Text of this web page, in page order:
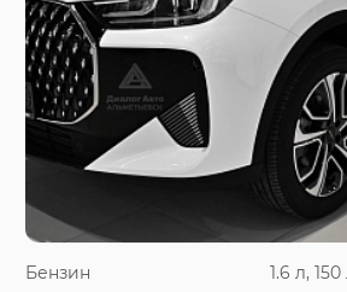
Бензин
1.6 л, 150